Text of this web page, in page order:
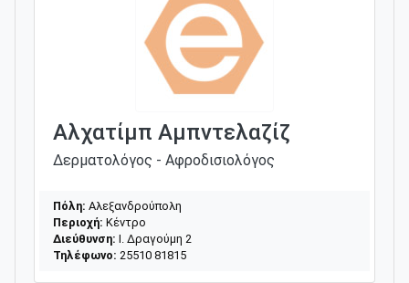
Αλχατίμπ Αμπντελαζίζ
Δερματολόγος - Αφροδισιολόγος
Πόλη: Αλεξανδρούπολη
Περιοχή: Κέντρο
Διεύθυνση: Ι. Δραγούμη 2
Τηλέφωνο: 25510 81815